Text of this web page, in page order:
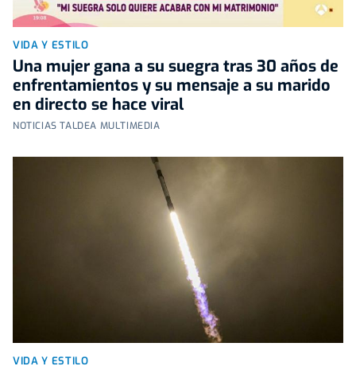
VIDA Y ESTILO
Una mujer gana a su suegra tras 30 años de
enfrentamientos y su mensaje a su marido
en directo se hace viral
NOTICIAS TALDEA MULTIMEDIA
VIDA Y ESTILO